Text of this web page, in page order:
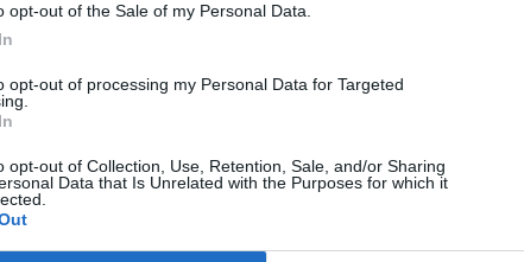
opt-out of the Sale of my Personal Data.
opt-out of processing my Personal Data for Targeted
opt-out of Collection, Use, Retention, Sale, and/or Sharing
Data that Is Unrelated with the Purposes for which it
e misurabile. Uniamo
di Audioboost alla precisione
offriamo ai brand la possibilità di
giusto, nel momento giusto e nel
alla nostra inventory
diventa un asset strategico